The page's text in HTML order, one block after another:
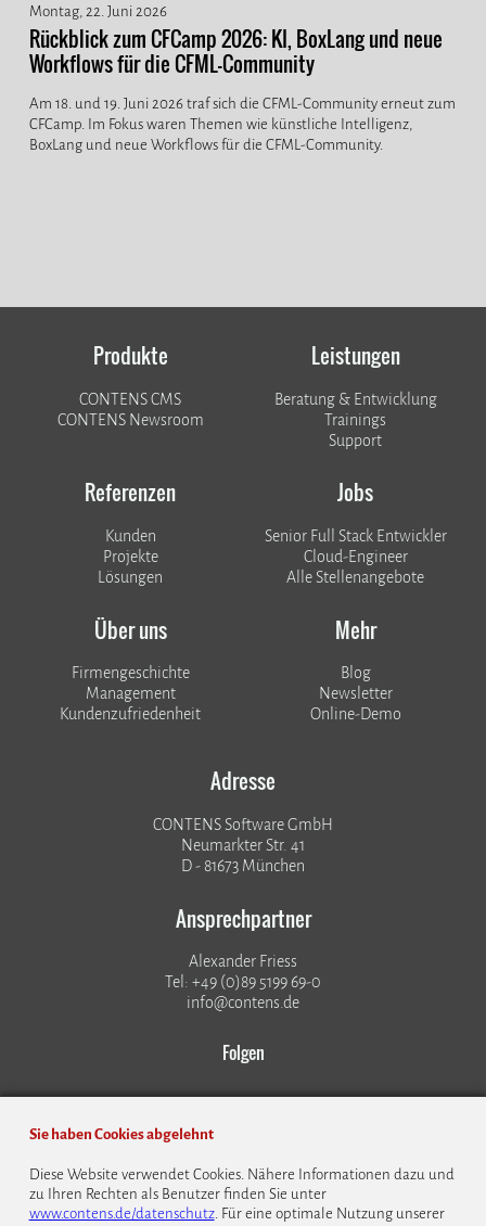
Montag, 22. Juni 2026
Rückblick zum CFCamp 2026: KI, BoxLang und neue
Workflows für die CFML-Community
Am 18. und 19. Juni 2026 traf sich die CFML-Community erneut zum
CFCamp. Im Fokus waren Themen wie künstliche Intelligenz,
BoxLang und neue Workflows für die CFML-Community.
Produkte
CONTENS CMS
CONTENS Newsroom
Leistungen
Beratung & Entwicklung
Trainings
Support
Referenzen
Kunden
​​​​​​​Projekte
Lösungen
Jobs
Senior Full Stack Entwickler
Cloud-Engineer
Alle Stellenangebote
Über uns
Firmengeschichte
Management
Kundenzufriedenheit
Mehr
Blog
Newsletter
Online-Demo
Adresse
CONTENS Software GmbH
Neumarkter Str. 41
D - 81673 München
Ansprechpartner
Alexander Friess
Tel: +49 (0)89 5199 69-0
info@contens.de
Folgen
© 1999 - 2026 CONTENS Software GmbH
Sie haben Cookies abgelehnt
Diese Website verwendet Cookies. Nähere Informationen dazu und
zu Ihren Rechten als Benutzer finden Sie unter
www.contens.de/datenschutz. Für eine optimale Nutzung unserer